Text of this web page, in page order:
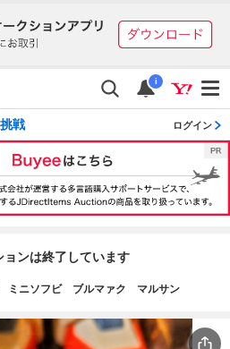
i
戦 ログイン
ョンは終了しています
ミニソフビ ブルマァク マルサン